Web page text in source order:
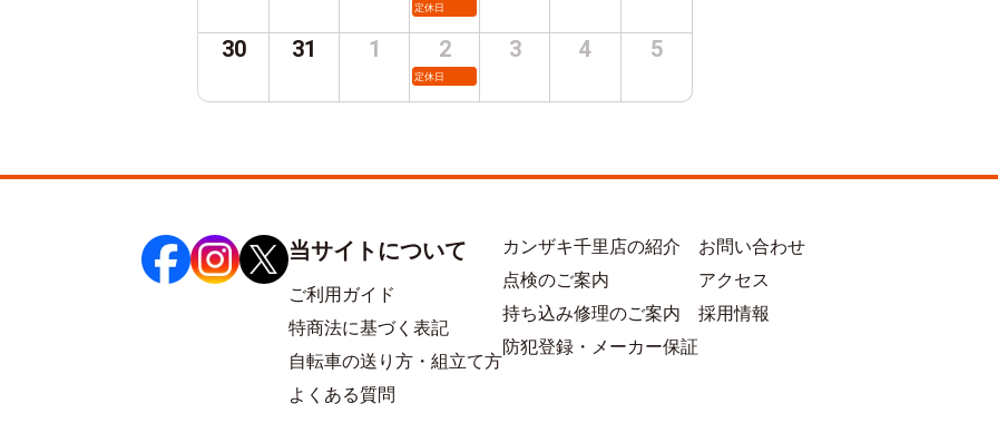
定休日
30 31 1 2
定休日
3 4 5
当サイトについて
ご利用ガイド
特商法に基づく表記
自転車の送り方・組立て方
よくある質問
カンザキ千里店の紹介
点検のご案内
持ち込み修理のご案内
防犯登録・メーカー保証
お問い合わせ
アクセス
採用情報